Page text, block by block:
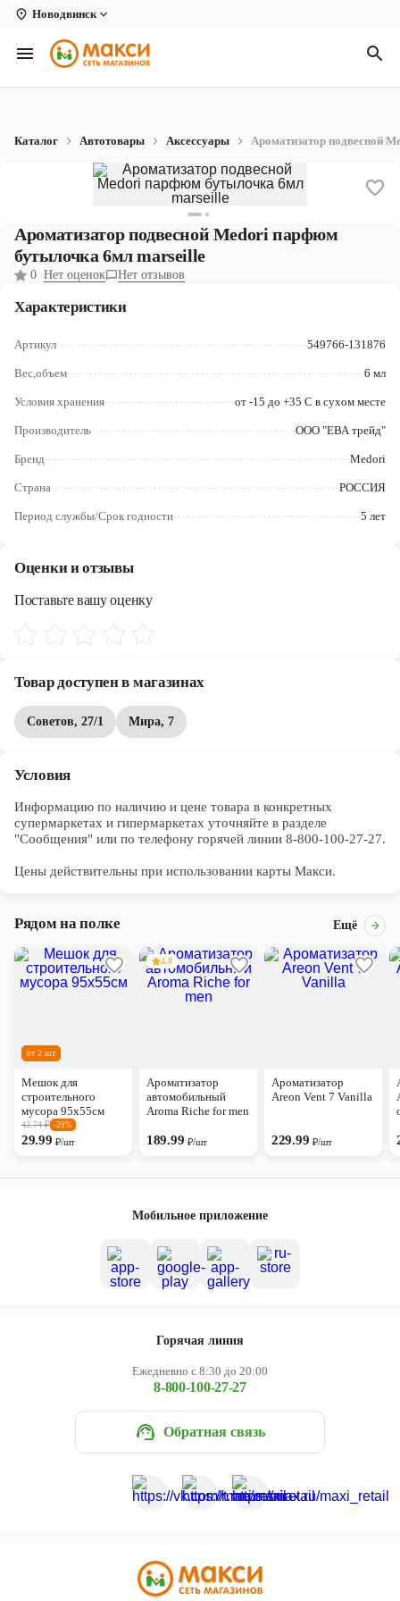
Новодвинск
Вологда
Архангельск
Коряжма
Котлас
Новодвинск
Северодвинск
Череповец
Каталог Автотовары Аксессуары Ароматизатор подвесной
Ароматизатор подвесной Medori парфюм
бутылочка 6мл marseille
0 Нет оценок Нет отзывов
Характеристики
Артикул 549766-131876
Вес,объем 6 мл
Условия хранения от -15 до +35 С в сухом месте
Производитель ООО "ЕВА трейд"
Бренд Medori
Страна РОССИЯ
Период службы/Срок годности 5 лет
Оценки и отзывы
Поставьте вашу оценку
Товар доступен в магазинах
Советов, 27/1 Мира, 7
Условия
Информацию по наличию и цене товара в конкретных
супермаркетах и гипермаркетах уточняйте в разделе
"Сообщения" или по телефону горячей линии 8-800-100-27-27.
Цены действительны при использовании карты Макси.
Рядом на полке Ещё
от 2 шт
Мешок для
строительного
мусора 95х55см
42.74₽ -29%
29.99₽/шт
4.8
Ароматизатор
автомобильный
Aroma Riche for men
189.99 ₽/шт
Ароматизатор
Areon Vent 7 Vanilla
229.99 ₽/шт
Мобильное приложение
Горячая линия
Ежедневно с 8:30 до 20:00
8-800-100-27-27
Обратная связь